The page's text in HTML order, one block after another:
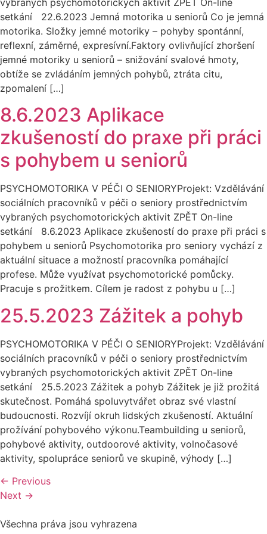
setkání 22.6.2023 Jemná motorika u seniorů Co je jemná
motorika. Složky jemné motoriky – pohyby spontánní,
reflexní, záměrné, expresívní.Faktory ovlivňující zhoršení
jemné motoriky u seniorů – snižování svalové hmoty,
obtíže se zvládáním jemných pohybů, ztráta citu,
zpomalení […]
8.6.2023 Aplikace
zkušeností do praxe při práci
s pohybem u seniorů
PSYCHOMOTORIKA V PÉČI O SENIORYProjekt: Vzdělávání
sociálních pracovníků v péči o seniory prostřednictvím
vybraných psychomotorických aktivit ZPĚT On-line
setkání 8.6.2023 Aplikace zkušeností do praxe při práci s
pohybem u seniorů Psychomotorika pro seniory vychází z
aktuální situace a možností pracovníka pomáhající
profese. Může využívat psychomotorické pomůcky.
Pracuje s prožitkem. Cílem je radost z pohybu u […]
25.5.2023 Zážitek a pohyb
PSYCHOMOTORIKA V PÉČI O SENIORYProjekt: Vzdělávání
sociálních pracovníků v péči o seniory prostřednictvím
vybraných psychomotorických aktivit ZPĚT On-line
setkání 25.5.2023 Zážitek a pohyb Zážitek je již prožitá
skutečnost. Pomáhá spoluvytvářet obraz své vlastní
budoucnosti. Rozvíjí okruh lidských zkušeností. Aktuální
prožívání pohybového výkonu.Teambuilding u seniorů,
pohybové aktivity, outdoorové aktivity, volnočasové
aktivity, spolupráce seniorů ve skupině, výhody […]
← Previous
Next →
Všechna práva jsou vyhrazena